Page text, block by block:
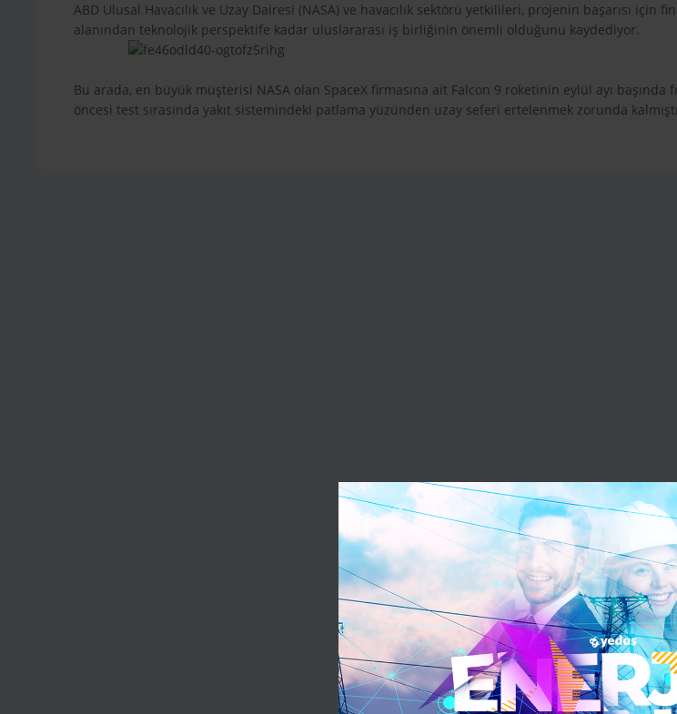
ABD Ulusal Havacılık ve Uzay Dairesi (NASA) ve havacılık sektörü yetkilileri, projenin başarısı için
alanından teknolojik perspektife kadar uluslararası iş birliğinin önemli olduğunu kaydediyor.
Bu arada, en büyük müşterisi NASA olan SpaceX firmasına ait Falcon 9 roketinin eylül ayı başında
öncesi test sırasında yakıt sistemindeki patlama yüzünden uzay seferi ertelenmek zorunda